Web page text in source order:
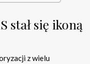
stał się ikoną
z wielu